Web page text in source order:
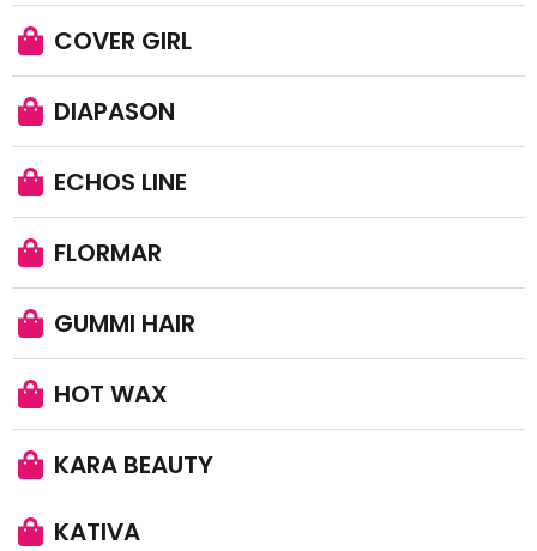
COVER GIRL
DIAPASON
ECHOS LINE
FLORMAR
GUMMI HAIR
HOT WAX
KARA BEAUTY
KATIVA